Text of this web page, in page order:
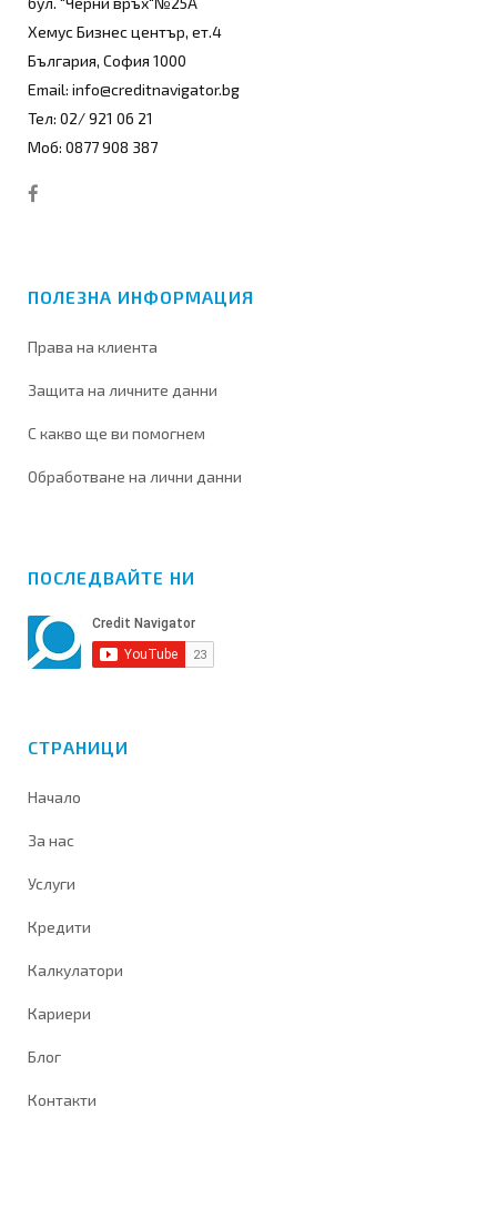
Хемус Бизнес център, ет.4
България, София 1000
Email: info@creditnavigator.bg
Тел: 02/ 921 06 21
Моб: 0877 908 387
ПОЛЕЗНА ИНФОРМАЦИЯ
Права на клиента
Защита на личните данни
С какво ще ви помогнем
Обработване на лични данни
ПОСЛЕДВАЙТЕ НИ
СТРАНИЦИ
Начало
За нас
Услуги
Кредити
Калкулатори
Кариери
Блог
Контакти